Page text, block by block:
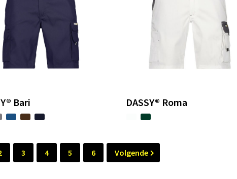
Bari DASSY® Roma
3 4 5 6 Volgende